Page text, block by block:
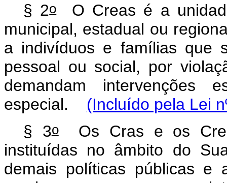
§ 2oO Creas é a
municipal, estadual ou
a indivíduos e famílias que
pessoal ou social, por
demandam intervenções
especial. (Incluído pela Lei
§ 3oOs Cras e os
instituídas no âmbito do
demais políticas públicas e